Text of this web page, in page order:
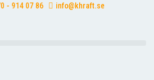
- 914 07 86 info@khraft.se